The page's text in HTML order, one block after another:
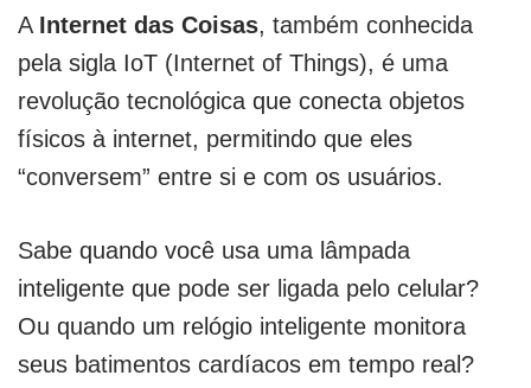
A Internet das Coisas, também conhecida
pela sigla IoT (Internet of Things), é uma
revolução tecnológica que conecta objetos
físicos à internet, permitindo que eles
“conversem” entre si e com os usuários.
Sabe quando você usa uma lâmpada
inteligente que pode ser ligada pelo celular?
Ou quando um relógio inteligente monitora
seus batimentos cardíacos em tempo real?